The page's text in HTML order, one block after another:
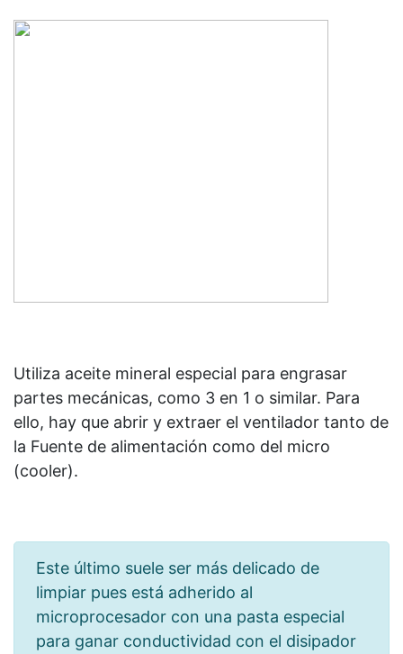
Utiliza aceite mineral especial para engrasar
partes mecánicas, como 3 en 1 o similar. Para
ello, hay que abrir y extraer el ventilador tanto de
la Fuente de alimentación como del micro
(cooler).
Este último suele ser más delicado de
limpiar pues está adherido al
microprocesador con una pasta especial
para ganar conductividad con el disipador